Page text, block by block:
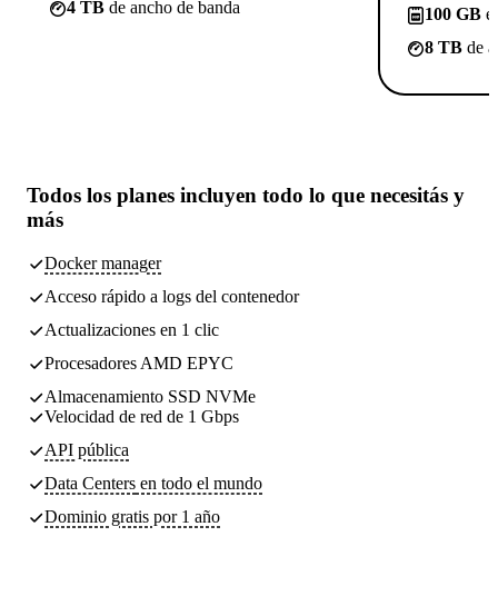
4 TB de ancho de banda
100 GB
8 TB de
Todos los planes incluyen todo lo que necesitás y
más
Docker manager
Acceso rápido a logs del contenedor
Actualizaciones en 1 clic
Procesadores AMD EPYC
Almacenamiento SSD NVMe
Velocidad de red de 1 Gbps
API pública
Data Centers en todo el mundo
Dominio gratis por 1 año